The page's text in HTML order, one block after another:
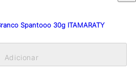
Spantooo 30g ITAMARATY